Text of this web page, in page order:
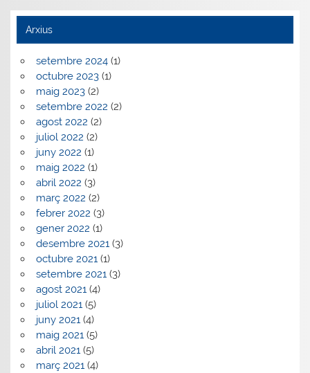
Arxius
setembre 2024(1)
octubre 2023(1)
maig 2023(2)
setembre 2022 (2)
agost 2022 (2)
juliol 2022 (2)
juny 2022 (1)
maig 2022 (1)
abril 2022 (3)
març 2022 (2)
febrer 2022 (3)
gener 2022 (1)
desembre 2021(3)
octubre 2021(1)
setembre 2021(3)
agost 2021(4)
juliol 2021(5)
juny 2021(4)
maig 2021(5)
abril 2021(5)
març 2021(4)